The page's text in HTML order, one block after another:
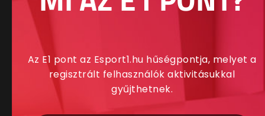
Az E1 pont az Esport1.hu hűségpontja, melyet a
regisztrált felhasználók aktivitásukkal
gyűjthetnek.